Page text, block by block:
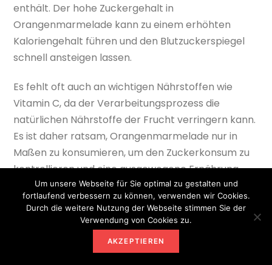
enthält. Der hohe Zuckergehalt in
Orangenmarmelade kann zu einem erhöhten
Kaloriengehalt führen und den Blutzuckerspiegel
schnell ansteigen lassen.
Es fehlt oft auch an wichtigen Nährstoffen wie
Vitamin C, da der Verarbeitungsprozess die
natürlichen Nährstoffe der Frucht verringern kann.
Es ist daher ratsam, Orangenmarmelade nur in
Maßen zu konsumieren, um den Zuckerkonsum zu
kontrollieren und eine ausgewogene Ernährung
beizubehalten.
Es ist auch empfehlenswert, nach
zuckerreduzierten oder zuckerfreien Alternativen
zu suchen, um die Gesundheit zu fördern.
Um unsere Webseite für Sie optimal zu gestalten und
fortlaufend verbessern zu können, verwenden wir Cookies.
Durch die weitere Nutzung der Webseite stimmen Sie der
Verwendung von Cookies zu.
AKZEPTIEREN